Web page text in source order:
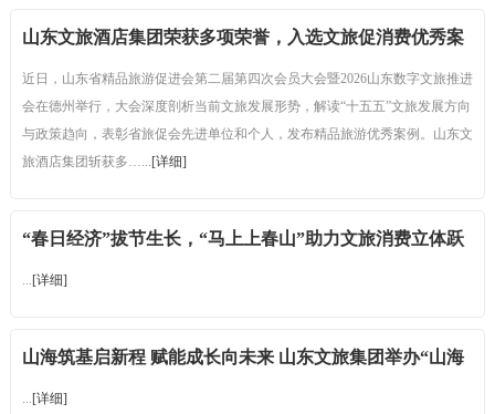
山东文旅酒店集团荣获多项荣誉，入选文旅促消费优秀案
例
近日，山东省精品旅游促进会第二届第四次会员大会暨2026山东数字文旅推进
会在德州举行，大会深度剖析当前文旅发展形势，解读“十五五”文旅发展方向
与政策趋向，表彰省旅促会先进单位和个人，发布精品旅游优秀案例。山东文
旅酒店集团斩获多…...[详细]
“春日经济”拔节生长，“马上上春山”助力文旅消费立体跃
迁
...[详细]
山海筑基启新程 赋能成长向未来 山东文旅集团举办“山海
工程”启航培训班
...[详细]